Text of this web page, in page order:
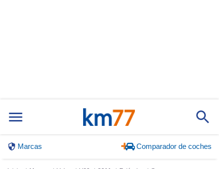
Marcas Comparador de coches